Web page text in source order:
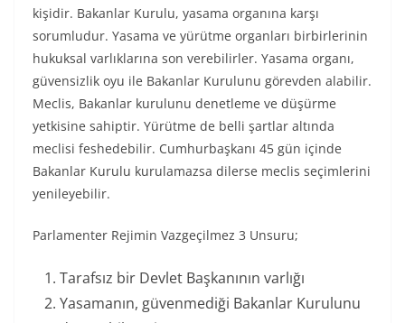
kişidir. Bakanlar Kurulu, yasama organına karşı
sorumludur. Yasama ve yürütme organları birbirlerinin
hukuksal varlıklarına son verebilirler. Yasama organı,
güvensizlik oyu ile Bakanlar Kurulunu görevden alabilir.
Meclis, Bakanlar kurulunu denetleme ve düşürme
yetkisine sahiptir. Yürütme de belli şartlar altında
meclisi feshedebilir. Cumhurbaşkanı 45 gün içinde
Bakanlar Kurulu kurulamazsa dilerse meclis seçimlerini
yenileyebilir.
Parlamenter Rejimin Vazgeçilmez 3 Unsuru;
Tarafsız bir Devlet Başkanının varlığı
Yasamanın, güvenmediği Bakanlar Kurulunu